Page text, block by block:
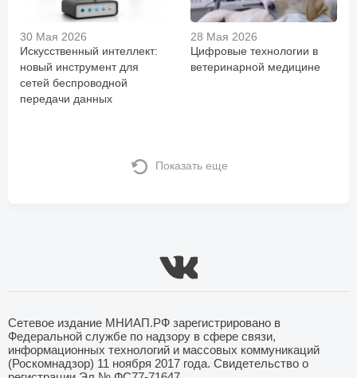
30 Мая 2026
Искусственный интеллект:
новый инструмент для
сетей беспроводной
передачи данных
28 Мая 2026
Цифровые технологии в
ветеринарной медицине
Показать еще
Сетевое издание МНИАП.РФ зарегистрировано в
Федеральной службе по надзору в сфере связи,
информационных технологий и массовых коммуникаций
(Роскомнадзор) 11 ноября 2017 года. Свидетельство о